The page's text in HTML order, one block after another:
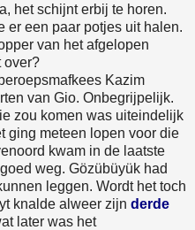
het schijnt erbij te horen.
er een paar potjes uit halen.
van het afgelopen
over?
Kazim
van Gio. Onbegrijpelijk.
zou komen was uiteindelijk
ging meteen lopen voor die
kwam in de laatste
weg. Gözübüyük had
leggen. Wordt het toch
knalde alweer zijn derde
later was het